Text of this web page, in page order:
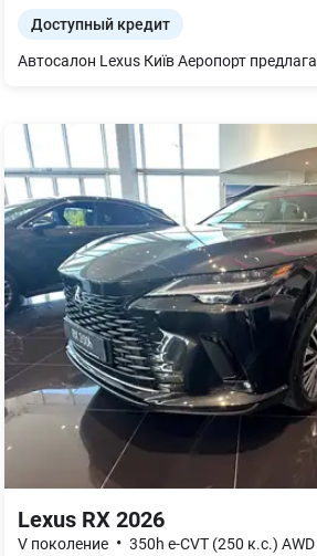
Доступный кредит
Lexus RX 2026
V поколение • 350h e-CVT (250 к.с.) AWD